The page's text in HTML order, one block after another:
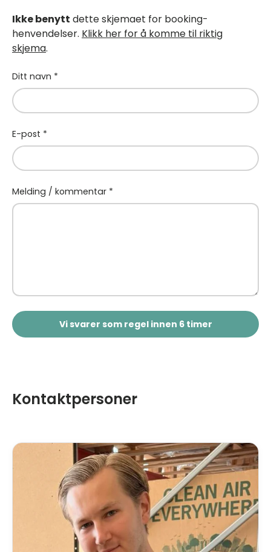
Ikke benytt dette skjemaet for booking-
henvendelser. Klikk her for å komme til riktig
skjema.
Ditt navn
E-post
Melding / kommentar
Vi svarer som regel innen 6 timer
Kontaktpersoner